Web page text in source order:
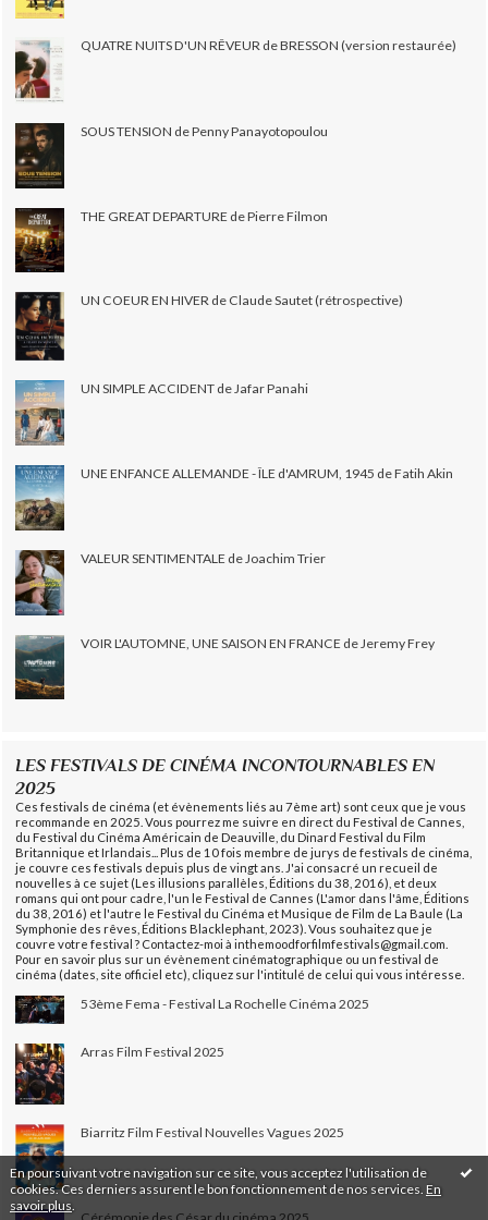
En poursuivant votre navigation sur ce site, vous acceptez l'utilisation de
cookies. Ces derniers assurent le bon fonctionnement de nos services. En
savoir plus
QUATRE NUITS D'UN RÊVEUR de BRESSON (version restaurée)
SOUS TENSION de Penny Panayotopoulou
THE GREAT DEPARTURE de Pierre Filmon
UN COEUR EN HIVER de Claude Sautet (rétrospective)
UN SIMPLE ACCIDENT de Jafar Panahi
UNE ENFANCE ALLEMANDE - ÎLE d'AMRUM, 1945 de Fatih Akin
VALEUR SENTIMENTALE de Joachim Trier
VOIR L'AUTOMNE, UNE SAISON EN FRANCE de Jeremy Frey
LES FESTIVALS DE CINÉMA INCONTOURNABLES EN
2025
Ces festivals de cinéma (et évènements liés au 7ème art) sont ceux que je vous
recommande en 2025. Vous pourrez me suivre en direct du Festival de Cannes,
du Festival du Cinéma Américain de Deauville, du Dinard Festival du Film
Britannique et Irlandais... Plus de 10 fois membre de jurys de festivals de cinéma,
je couvre ces festivals depuis plus de vingt ans. J'ai consacré un recueil de
nouvelles à ce sujet (Les illusions parallèles, Éditions du 38, 2016), et deux
romans qui ont pour cadre, l'un le Festival de Cannes (L'amor dans l'âme, Éditions
du 38, 2016) et l'autre le Festival du Cinéma et Musique de Film de La Baule (La
Symphonie des rêves, Éditions Blacklephant, 2023). Vous souhaitez que je
couvre votre festival ? Contactez-moi à inthemoodforfilmfestivals@gmail.com.
Pour en savoir plus sur un évènement cinématographique ou un festival de
cinéma (dates, site officiel etc), cliquez sur l'intitulé de celui qui vous intéresse.
53ème Fema - Festival La Rochelle Cinéma 2025
Arras Film Festival 2025
Biarritz Film Festival Nouvelles Vagues 2025